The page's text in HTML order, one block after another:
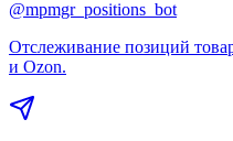
@mpmgr_positions_bot
Отслеживание позиций
и Ozon.